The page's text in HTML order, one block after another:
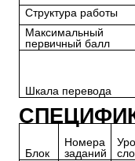
Структура работы
Максимальный
первичный балл
Шкала перевода
Блок
Номера
заданий